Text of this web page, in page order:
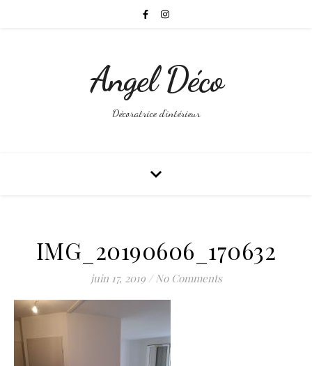
Angel Déco
Décoratrice d'intérieur
IMG_20190606_170632
juin 17, 2019 / No Comments